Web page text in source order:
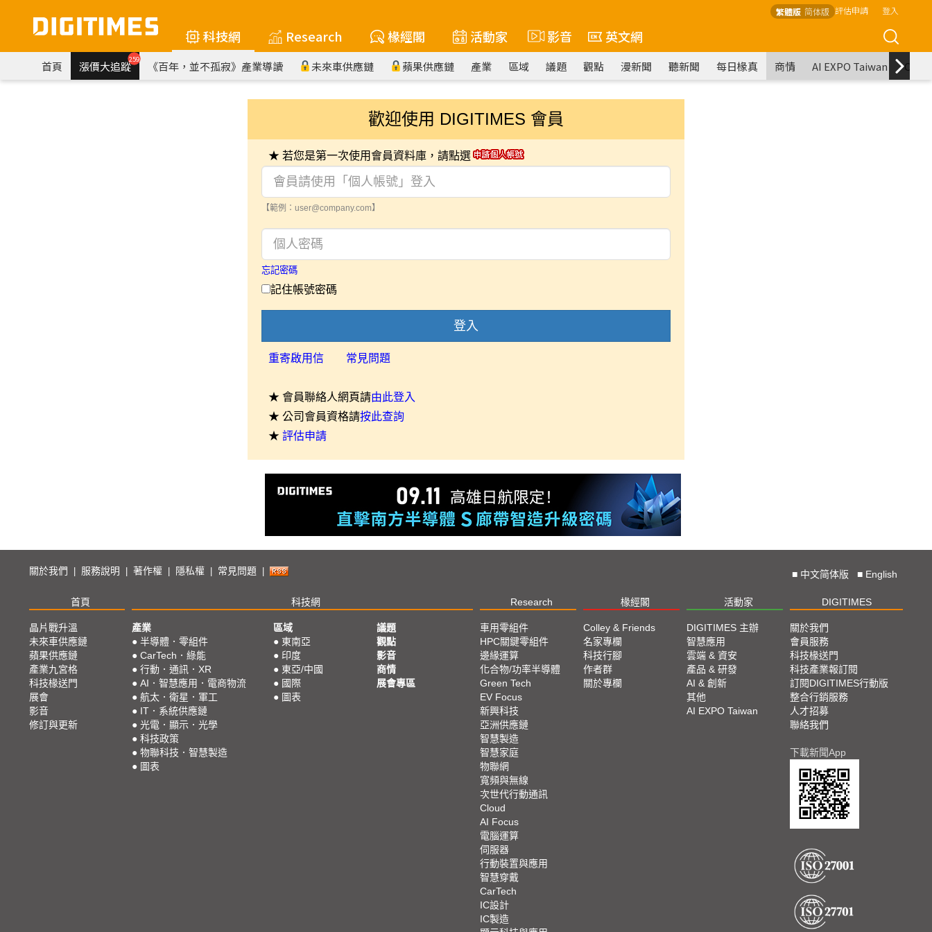
繁體版 简体版 評估申請 登入
科技網 Research 椽經閣 活動家 影音 英文網
首頁 漲價大追蹤259 《百年，並不孤寂》產業導讀 未來車供應鏈 蘋果供應鏈 產業 區域 議題 觀點 漫新聞 聽新聞 每日椽真 商情 AI EXPO Taiwan
歡迎使用 DIGITIMES 會員
★ 若您是第一次使用會員資料庫，請點選
【範例：user@company.com】
忘記密碼
記住帳號密碼
登入
重寄啟用信 常見問題
★ 會員聯絡人網頁請由此登入
★ 公司會員資格請按此查詢
★ 評估申請
關於我們 服務說明 著作權 隱私權 常見問題 ■ 中文简体版 ■ English
首頁 科技網 Research 椽經閣 活動家 DIGITIMES
晶片戰升溫
未來車供應鏈
蘋果供應鏈
產業九宮格
科技椽送門
展會
影音
修訂與更新
產業
● 半導體．零組件
● CarTech．綠能
● 行動．通訊．XR
● AI．智慧應用．電商物流
● 航太．衛星．軍工
● IT．系統供應鏈
● 光電．顯示．光學
● 科技政策
● 物聯科技．智慧製造
● 圖表
區域
● 東南亞
● 印度
● 東亞/中國
● 國際
● 圖表
議題
觀點
影音
商情
展會專區
車用零組件
HPC關鍵零組件
邊緣運算
化合物/功率半導體
Green Tech
EV Focus
新興科技
亞洲供應鏈
智慧製造
智慧家庭
物聯網
寬頻與無線
次世代行動通訊
Cloud
AI Focus
電腦運算
伺服器
行動裝置與應用
智慧穿戴
CarTech
IC設計
IC製造
Colley & Friends
名家專欄
科技行腳
作者群
關於專欄
DIGITIMES 主辦
智慧應用
雲端 & 資安
產品 & 研發
AI & 創新
其他
AI EXPO Taiwan
關於我們
會員服務
科技椽送門
科技產業報訂閱
訂閱DIGITIMES行動版
整合行銷服務
人才招募
聯絡我們
下載新聞App